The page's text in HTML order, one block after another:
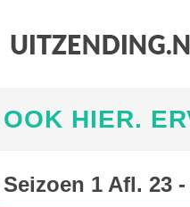
OOK HIER.
Seizoen 1 Afl. 23